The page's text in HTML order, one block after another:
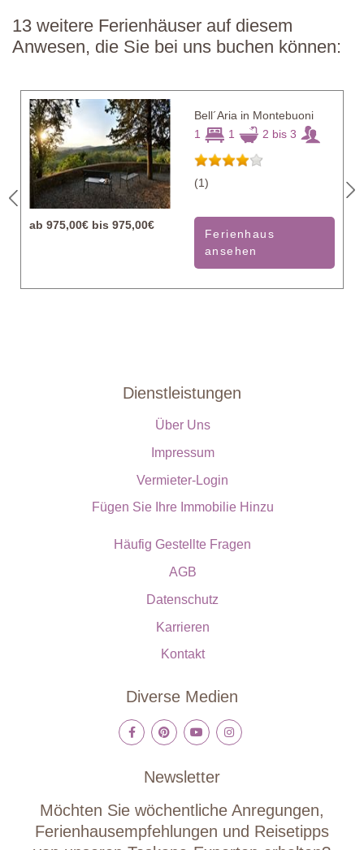
13 weitere Ferienhäuser auf diesem
Anwesen, die Sie bei uns buchen können:
Bell´Aria in Montebuoni
1
1 2 bis 3
(1)
ab 975,00€ bis 975,00€
Ferienhaus
ansehen
Dienstleistungen
Über Uns
Impressum
Vermieter-Login
Fügen Sie Ihre Immobilie Hinzu
Häufig Gestellte Fragen
AGB
Datenschutz
Karrieren
Kontakt
Diverse Medien
Newsletter
Möchten Sie wöchentliche Anregungen,
Ferienhausempfehlungen und Reisetipps